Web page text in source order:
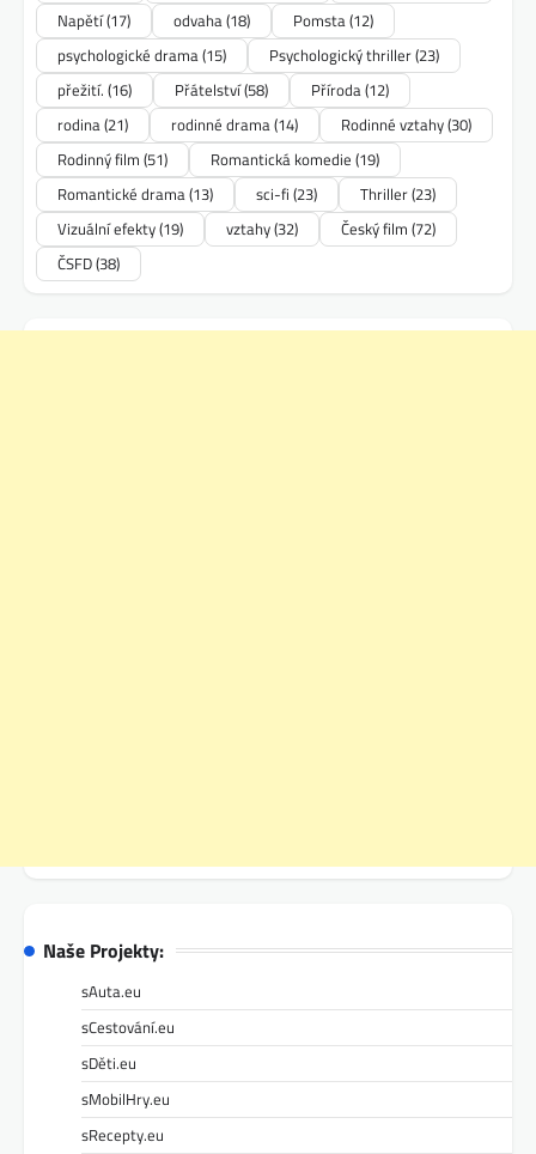
Napětí(17) odvaha(18) Pomsta(12)
psychologické drama(15) Psychologický thriller(23)
přežití. (16) Přátelství(58) Příroda(12)
rodina(21) rodinné drama(14) Rodinné vztahy(30)
Rodinný film (51) Romantická komedie (19)
Romantické drama(13) sci-fi (23) Thriller(23)
Vizuální efekty(19) vztahy(32) Český film (72)
ČSFD(38)
Naše Projekty:
sAuta.eu
sCestování.eu
sDěti.eu
sMobilHry.eu
sRecepty.eu